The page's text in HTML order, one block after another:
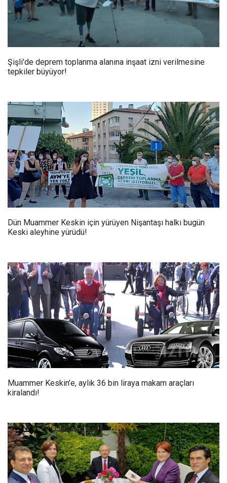
Şişli'de deprem toplanma alanına inşaat izni verilmesine
tepkiler büyüyor!
Dün Muammer Keskin için yürüyen Nişantaşı halkı bugün
Keski aleyhine yürüdü!
Muammer Keskin’e, aylık 36 bin liraya makam araçları
kiralandı!